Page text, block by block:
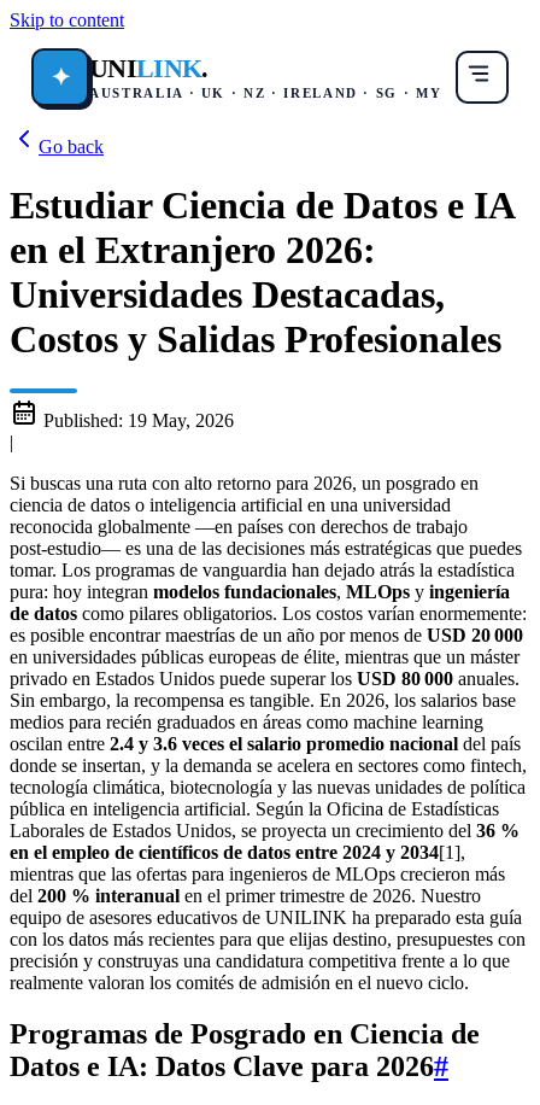
Skip to content
✦ UNILINK.
AUSTRALIA · UK · NZ · IRELAND · SG · MY
Go back
Estudiar Ciencia de Datos e IA
en el Extranjero 2026:
Universidades Destacadas,
Costos y Salidas Profesionales
Published: 19 May, 2026
|
Si buscas una ruta con alto retorno para 2026, un posgrado en
ciencia de datos o inteligencia artificial en una universidad
reconocida globalmente —en países con derechos de trabajo
post‑estudio— es una de las decisiones más estratégicas que puedes
tomar. Los programas de vanguardia han dejado atrás la estadística
pura: hoy integran modelos fundacionales, MLOps y ingeniería
de datos como pilares obligatorios. Los costos varían enormemente:
es posible encontrar maestrías de un año por menos de USD 20 000
en universidades públicas europeas de élite, mientras que un máster
privado en Estados Unidos puede superar los USD 80 000 anuales.
Sin embargo, la recompensa es tangible. En 2026, los salarios base
medios para recién graduados en áreas como machine learning
oscilan entre 2.4 y 3.6 veces el salario promedio nacional del país
donde se insertan, y la demanda se acelera en sectores como fintech,
tecnología climática, biotecnología y las nuevas unidades de política
pública en inteligencia artificial. Según la Oficina de Estadísticas
Laborales de Estados Unidos, se proyecta un crecimiento del 36 %
en el empleo de científicos de datos entre 2024 y 2034[1],
mientras que las ofertas para ingenieros de MLOps crecieron más
del 200 % interanual en el primer trimestre de 2026. Nuestro
equipo de asesores educativos de UNILINK ha preparado esta guía
con los datos más recientes para que elijas destino, presupuestes con
precisión y construyas una candidatura competitiva frente a lo que
realmente valoran los comités de admisión en el nuevo ciclo.
Programas de Posgrado en Ciencia de
Datos e IA: Datos Clave para 2026#